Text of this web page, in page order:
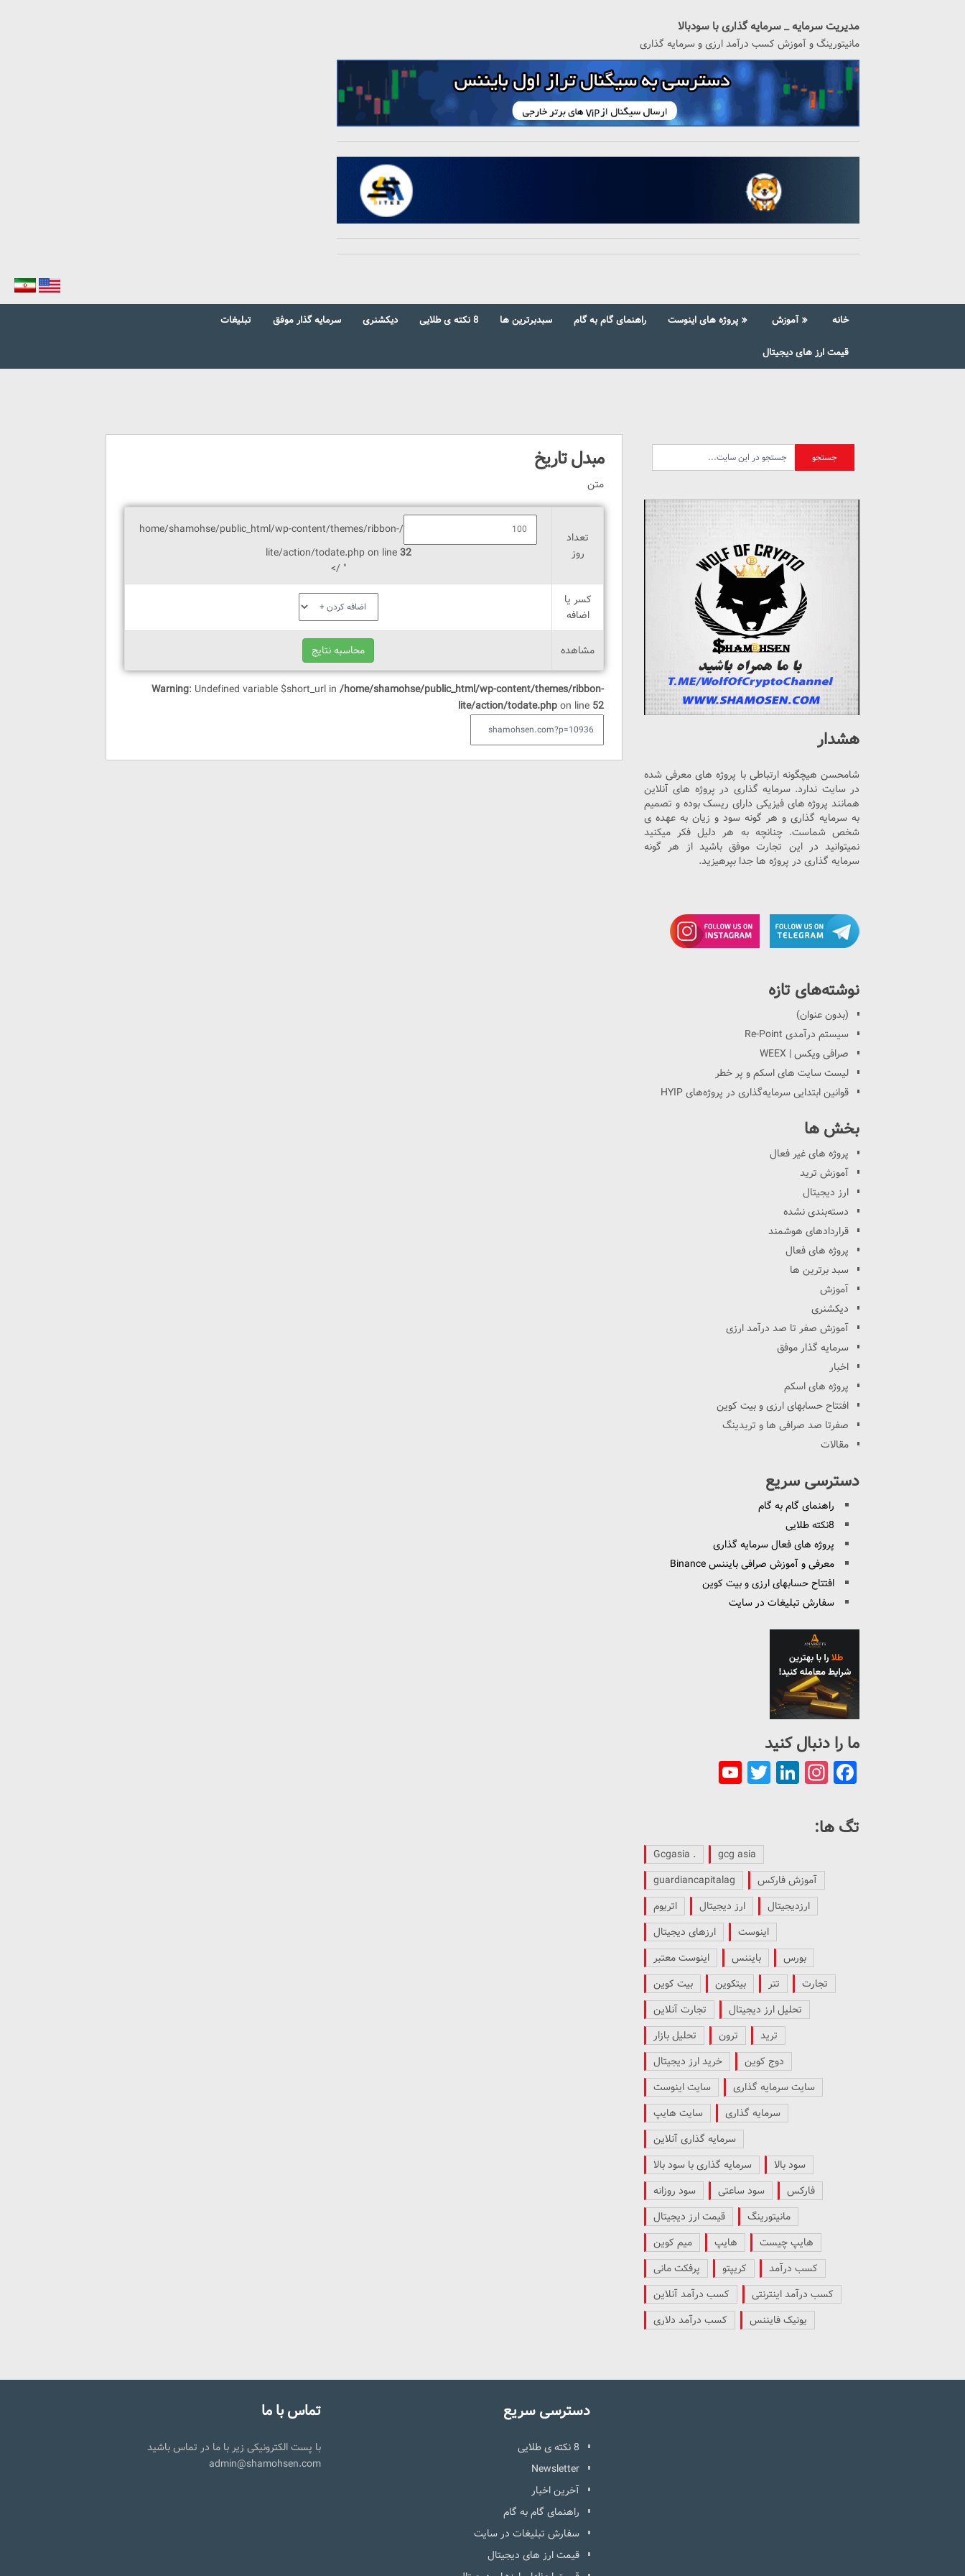
مدیریت سرمایه _ سرمایه گذاری با سودبالا
مانیتورینگ و آموزش کسب درآمد ارزی و سرمایه گذاری
خانه آموزش پروژه های اینوست راهنمای گام به گام سبدبرترین ها 8 نکته ی طلایی دیکشنری سرمایه گذار موفق تبلیغات
قیمت ارز های دیجیتال
مبدل تاریخ
متن
تعداد
روز
/home/shamohse/public_html/wp-content/themes/ribbon-
lite/action/todate.php on line32
" />
کسر یا
اضافه
مشاهده
Warning: Undefined variable $short_url in /home/shamohse/public_html/wp-content/themes/ribbon-
lite/action/todate.phpon line 52
هشدار
شامحسن هیچگونه ارتباطی با پروژه های معرفی شده
در سایت ندارد. سرمایه گذاری در پروژه های آنلاین
همانند پروژه های فیزیکی دارای ریسک بوده و تصمیم
به سرمایه گذاری و هر گونه سود و زیان به عهده ی
شخص شماست. چنانچه به هر دلیل فکر میکنید
نمیتوانید در این تجارت موفق باشید از هر گونه
سرمایه گذاری در پروژه ها جدا بپرهیزید.
نوشته‌های تازه
(بدون عنوان)
سیستم درآمدی Re-Point
صرافی ویکس | WEEX
لیست سایت های اسکم و پر خطر
قوانین ابتدایی سرمایه‌گذاری در پروژه‌های HYIP
بخش ها
پروژه های غیر فعال
آموزش ترید
ارز دیجیتال
دسته‌بندی نشده
قراردادهای هوشمند
پروژه های فعال
سبد برترین ها
آموزش
دیکشنری
آموزش صفر تا صد درآمد ارزی
سرمایه گذار موفق
اخبار
پروژه های اسکم
افتتاح حسابهای ارزی و بیت کوین
صفرتا صد صرافی ها و تریدینگ
مقالات
دسترسی سریع
راهنمای گام به گام
8نکته طلایی
پروژه های فعال سرمایه گذاری
معرفی و آموزش صرافی بایننس Binance
افتتاح حسابهای ارزی و بیت کوین
سفارش تبلیغات در سایت
ما را دنبال کنید
Facebook
Instagram
LinkedIn
Twitter
تگ ها:
. Gcgasia
gcg asia
guardiancapitalag
آموزش فارکس
اتریوم
ارز دیجیتال
ارزدیجیتال
ارزهای دیجیتال
اینوست
اینوست معتبر
بایننس
بورس
بیت کوین
بیتکوین تتر
تجارت
تجارت آنلاین
تحلیل ارز دیجیتال
تحلیل بازار
ترون
ترید
خرید ارز دیجیتال
دوج کوین
سایت اینوست
سایت سرمایه گذاری
سایت هایپ
سرمایه گذاری
سرمایه گذاری آنلاین
سرمایه گذاری با سود بالا
سود بالا
سود روزانه
سود ساعتی
فارکس
قیمت ارز دیجیتال
مانیتورینگ
میم کوین
هایپ
هایپ چیست
پرفکت مانی
کریپتو
کسب درآمد
کسب درآمد آنلاین
کسب درآمد اینترنتی
کسب درآمد دلاری
یونیک فایننس
تماس با ما
با پست الکترونیکی زیر با ما در تماس باشید
admin@shamohsen.com
دسترسی سریع
8 نکته ی طلایی
Newsletter
آخرین اخبار
راهنمای گام به گام
سفارش تبلیغات در سایت
قیمت ارز های دیجیتال